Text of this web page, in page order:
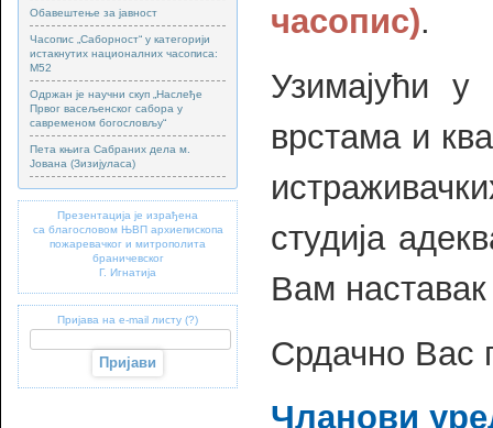
Обавештење за јавност
Часопис „Саборност“ у категорији
истакнутих националних часописа:
М52
Одржан је научни скуп „Наслеђе
Првог васељенског сабора у
савременом богословљу“
Пета књига Сабраних дела м.
Јована (Зизијуласа)
Презентација је израђена
са благословом ЊВП архиепископа
пожаревачког и митрополита
браничевског
Г. Игнатија
Пријава на e-mail листу (?)
часопис).
Узимајући
врстама и
студија
Вам
Срдачно Вас
Чланови